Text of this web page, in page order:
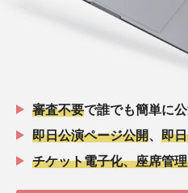
審査不要で誰でも簡単に
即日公演ページ公開
即
チケット電子化、座席管